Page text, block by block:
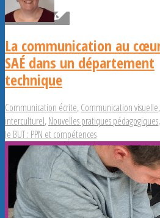
La communication au
SAÉ dans un département
technique
Communication écrite,Communication visuelle,
interculturel,Nouvelles pratiques pédagogiques,
le BUT : PPN et compétences